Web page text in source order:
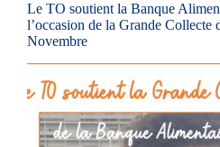
Le TO soutient la Banque
l’occasion de la Grande Collecte
Novembre